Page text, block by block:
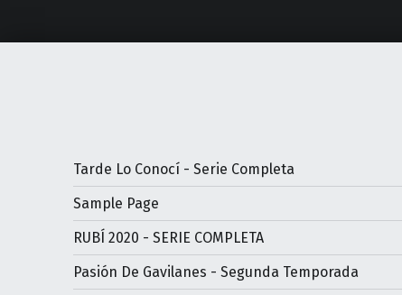
Tarde Lo Conocí - Serie Completa
Sample Page
RUBÍ 2020 - SERIE COMPLETA
Pasión De Gavilanes - Segunda Temporada